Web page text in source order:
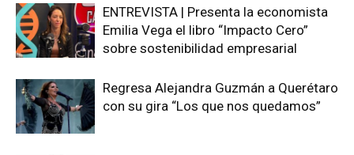
ENTREVISTA | Presenta la economista
Emilia Vega el libro “Impacto Cero”
sobre sostenibilidad empresarial
Regresa Alejandra Guzmán a Querétaro
con su gira “Los que nos quedamos”